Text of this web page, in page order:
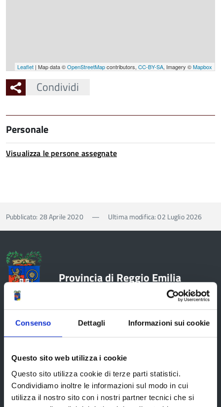
Consenso Dettagli Informazioni sui cookie
Questo sito web utilizza i cookie
Questo sito utilizza cookie di terze parti statistici.
Condividiamo inoltre le informazioni sul modo in cui
utilizza il nostro sito con i nostri partner tecnici che si
Leaflet | Map data ©OpenStreetMapcontributors, CC-BY-SA, Imagery ©Mapbox
Condividi
Personale
Visualizza le persone assegnate
Pubblicato: 28 Aprile 2020 — Ultima modifica: 02 Luglio 2026
Provincia di Reggio Emilia
La Provincia
Organi di governo
Statuto e Regolamenti